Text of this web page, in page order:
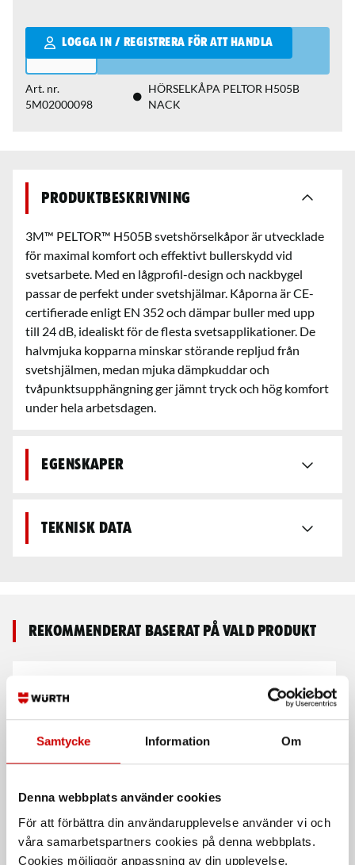
Samtycke Information Om
Denna webbplats använder cookies
För att förbättra din användarupplevelse använder vi och
våra samarbetspartners cookies på denna webbplats.
Cookies möjliggör anpassning av din upplevelse,
LOGGA IN / REGISTRERA FÖR ATT HANDLA
Qantity
Art. nr.
5M02000098
HÖRSELKÅPA PELTOR H505B
NACK
Produktbeskrivning
3M™ PELTOR™ H505B svetshörselkåpor är utvecklade
för maximal komfort och effektivt bullerskydd vid
svetsarbete. Med en lågprofil-design och nackbygel
passar de perfekt under svetshjälmar. Kåporna är CE-
certifierade enligt EN 352 och dämpar buller med upp
till 24 dB, idealiskt för de flesta svetsapplikationer. De
halvmjuka kopparna minskar störande repljud från
svetshjälmen, medan mjuka dämpkuddar och
tvåpunktsupphängning ger jämnt tryck och hög komfort
under hela arbetsdagen.
Egenskaper
Teknisk data
Rekommenderat baserat på vald produkt
Hjälmfäste
Kåpa utan aktiva funktioner
wSafe 2000
wSafe 2000-kopplingar. 11 eller 17
meter.